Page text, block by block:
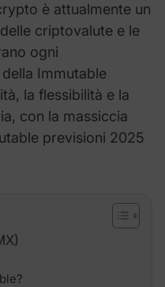
è attualmente un
criptovalute e le
ogni
Immutable
la flessibilità e la
con la massiccia
previsioni 2025